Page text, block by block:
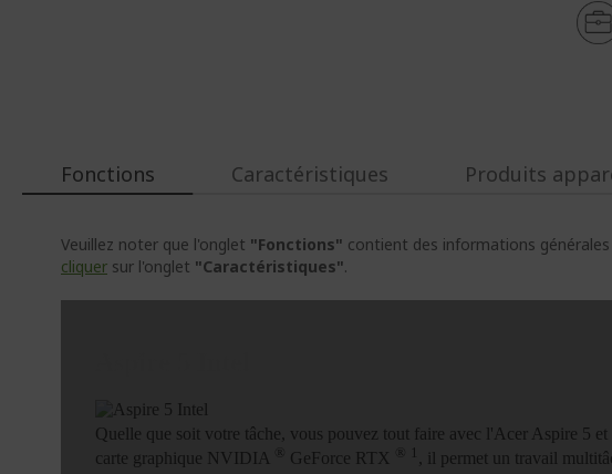
Fonctions
Veuillez noter que l'onglet "Fonctions" contient des informations
cliquer sur l'onglet "Caractéristiques".
Caractéristiques Produits